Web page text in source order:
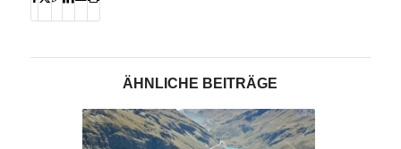
ÄHNLICHE BEITRÄGE